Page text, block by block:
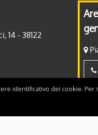
14 - 38122
identificativo dei cookie.